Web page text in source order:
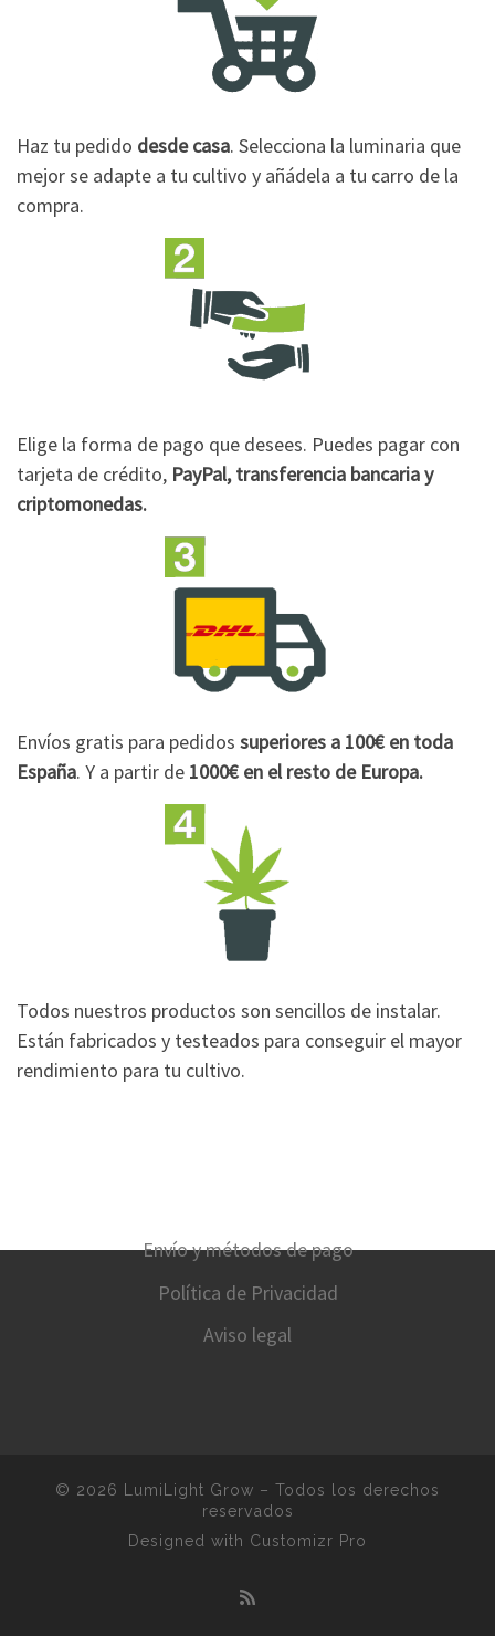
Haz tu pedido desde casa. Selecciona la luminaria que
mejor se adapte a tu cultivo y añádela a tu carro de la
compra.
Elige la forma de pago que desees. Puedes pagar con
tarjeta de crédito, PayPal, transferencia bancaria y
criptomonedas.
Envíos gratis para pedidos superiores a 100€ en toda
España. Y a partir de 1000€ en el resto de Europa.
Todos nuestros productos son sencillos de instalar.
Están fabricados y testeados para conseguir el mayor
rendimiento para tu cultivo.
Envío y métodos de pago
Política de Privacidad
Aviso legal
© 2026 LumiLight Grow – Todos los derechos
reservados
Designed with Customizr Pro